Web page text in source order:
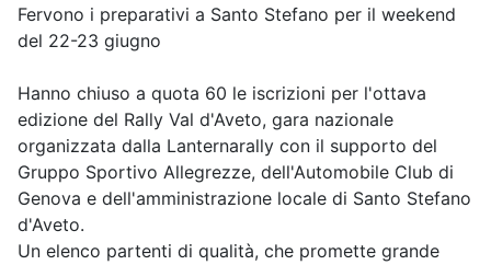
Fervono i preparativi a Santo Stefano per il weekend
del 22-23 giugno
Hanno chiuso a quota 60 le iscrizioni per l'ottava
edizione del Rally Val d'Aveto, gara nazionale
organizzata dalla Lanternarally con il supporto del
Gruppo Sportivo Allegrezze, dell'Automobile Club di
Genova e dell'amministrazione locale di Santo Stefano
d'Aveto.
Un elenco partenti di qualità, che promette grande